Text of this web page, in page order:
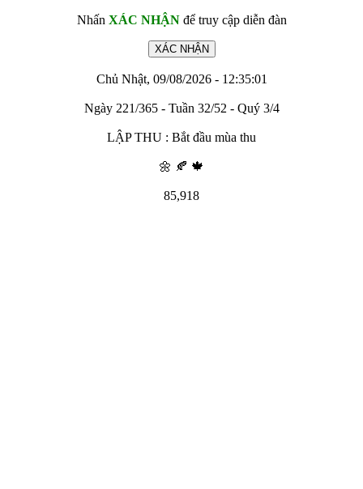
Nhấn XÁC NHẬNđể truy cập diễn đàn
Chủ Nhật, 09/08/2026 - 12:35:01
Ngày 221/365 - Tuần 32/52 - Quý 3/4
LẬP THU : Bắt đầu mùa thu
🌼 🍂 🍁
85,918